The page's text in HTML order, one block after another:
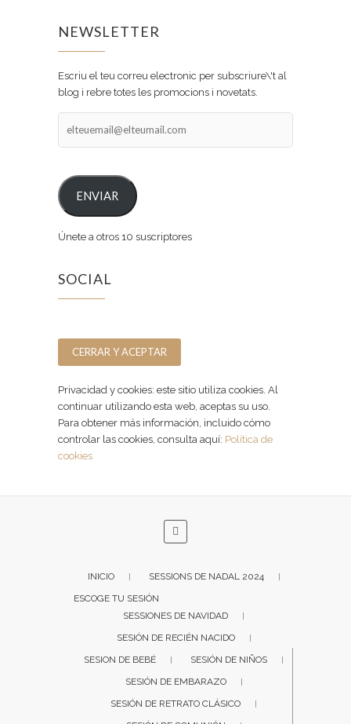
NEWSLETTER
Escriu el teu correu electronic per subscriure\'t al
blog i rebre totes les promocions i novetats.
ENVIAR
Únete a otros 10 suscriptores
SOCIAL
Privacidad y cookies: este sitio utiliza cookies. Al
continuar utilizando esta web, aceptas su uso.
Para obtener más información, incluido cómo
controlar las cookies, consulta aquí: Política de
cookies
INICIO
SESSIONS DE NADAL 2024
ESCOGE TU SESIÓN
SESSIONES DE NAVIDAD
SESIÓN DE RECIÉN NACIDO
SESION DE BEBÉ
SESIÓN DE NIÑOS
SESIÓN DE EMBARAZO
SESIÓN DE RETRATO CLÁSICO